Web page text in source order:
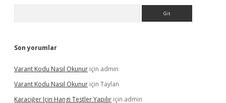
Son yorumlar
Varant Kodu Nasıl Okunur için admin
Varant Kodu Nasıl Okunur için Taylan
Karaciğer Için Hangi Testler Yapılır için admin